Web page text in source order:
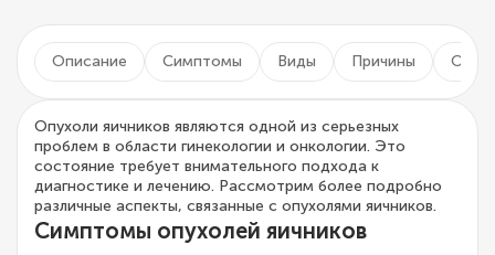
Описание Симптомы Виды Причины
Опухоли яичников являются одной из серьезных
проблем в области гинекологии и онкологии. Это
состояние требует внимательного подхода к
диагностике и лечению. Рассмотрим более подробно
различные аспекты, связанные с опухолями яичников.
Симптомы опухолей яичников